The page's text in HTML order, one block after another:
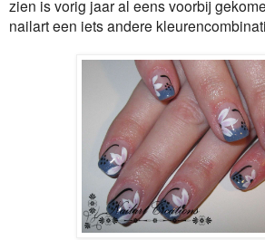
zien is vorig jaar al eens voorbij
nailart een iets andere